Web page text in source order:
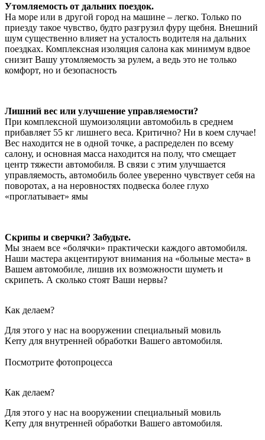
Утомляемость от дальних поездок.
На море или в другой город на машине – легко. Только по
приезду такое чувство, будто разгрузил фуру щебня. Внешний
шум существенно влияет на усталость водителя на дальних
поездках. Комплексная изоляция салона как минимум вдвое
снизит Вашу утомляемость за рулем, а ведь это не только
комфорт, но и безопасность
Лишний вес или улучшение управляемости?
При комплексной шумоизоляции автомобиль в среднем
прибавляет 55 кг лишнего веса. Критично? Ни в коем случае!
Вес находится не в одной точке, а распределен по всему
салону, и основная масса находится на полу, что смещает
центр тяжести автомобиля. В связи с этим улучшается
управляемость, автомобиль более уверенно чувствует себя на
поворотах, а на неровностях подвеска более глухо
«проглатывает» ямы
Скрипы и сверчки? Забудьте.
Мы знаем все «болячки» практически каждого автомобиля.
Наши мастера акцентируют внимания на «больные места» в
Вашем автомобиле, лишив их возможности шуметь и
скрипеть. А сколько стоят Ваши нервы?
Как делаем?
Для этого у нас на вооружении специальный мовиль
Kerry для внутренней обработки Вашего автомобиля.
Посмотрите фотопроцесса
Как делаем?
Для этого у нас на вооружении специальный мовиль
Kerry для внутренней обработки Вашего автомобиля.